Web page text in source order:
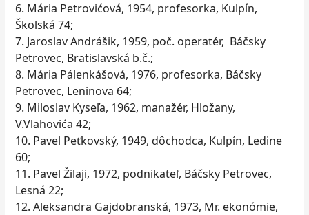
6. Mária Petrovićová, 1954, profesorka, Kulpín,
Školská 74;
7. Jaroslav Andrášik, 1959, poč. operatér, Báčsky
Petrovec, Bratislavská b.č.;
8. Mária Pálenkášová, 1976, profesorka, Báčsky
Petrovec, Leninova 64;
9. Miloslav Kyseľa, 1962, manažér, Hložany,
V.Vlahovića 42;
10. Pavel Peťkovský, 1949, dôchodca, Kulpín, Ledine
60;
11. Pavel Žilaji, 1972, podnikateľ, Báčsky Petrovec,
Lesná 22;
12. Aleksandra Gajdobranská, 1973, Mr. ekonómie,